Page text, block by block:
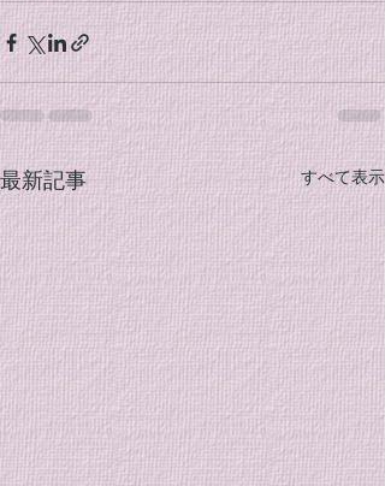
最新記事 すべて表示